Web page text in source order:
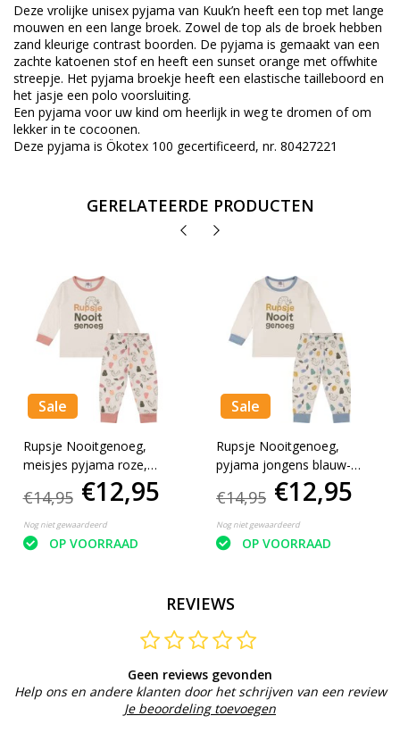
Deze vrolijke unisex pyjama van Kuuk’n heeft een top met lange
mouwen en een lange broek. Zowel de top als de broek hebben
zand kleurige contrast boorden. De pyjama is gemaakt van een
zachte katoenen stof en heeft een sunset orange met offwhite
streepje. Het pyjama broekje heeft een elastische tailleboord en
het jasje een polo voorsluiting.
Een pyjama voor uw kind om heerlijk in weg te dromen of om
lekker in te cocoonen.
Deze pyjama is Ökotex 100 gecertificeerd, nr. 80427221
GERELATEERDE PRODUCTEN
Sale
Rupsje Nooitgenoeg,
meisjes pyjama roze,
€14,95 €12,95
Nog niet gewaardeerd
OP VOORRAAD
Sale
Rupsje Nooitgenoeg,
pyjama jongens blauw-
€14,95 €12,95
Nog niet gewaardeerd
OP VOORRAAD
REVIEWS
Geen reviews gevonden
Help ons en andere klanten door het schrijven van een review
Je beoordeling toevoegen